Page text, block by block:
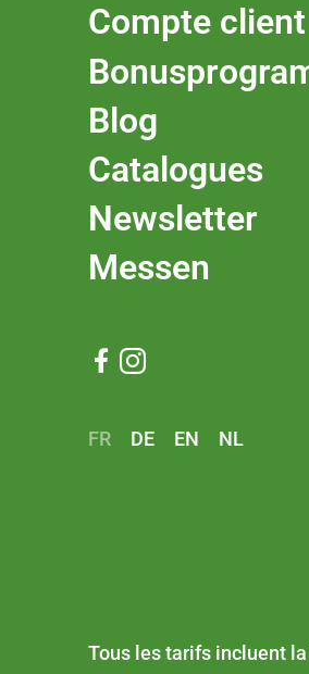
Compte client
Blog
Catalogues
Newsletter
Messen
 
FR DE EN NL
Tous les tarifs incluent